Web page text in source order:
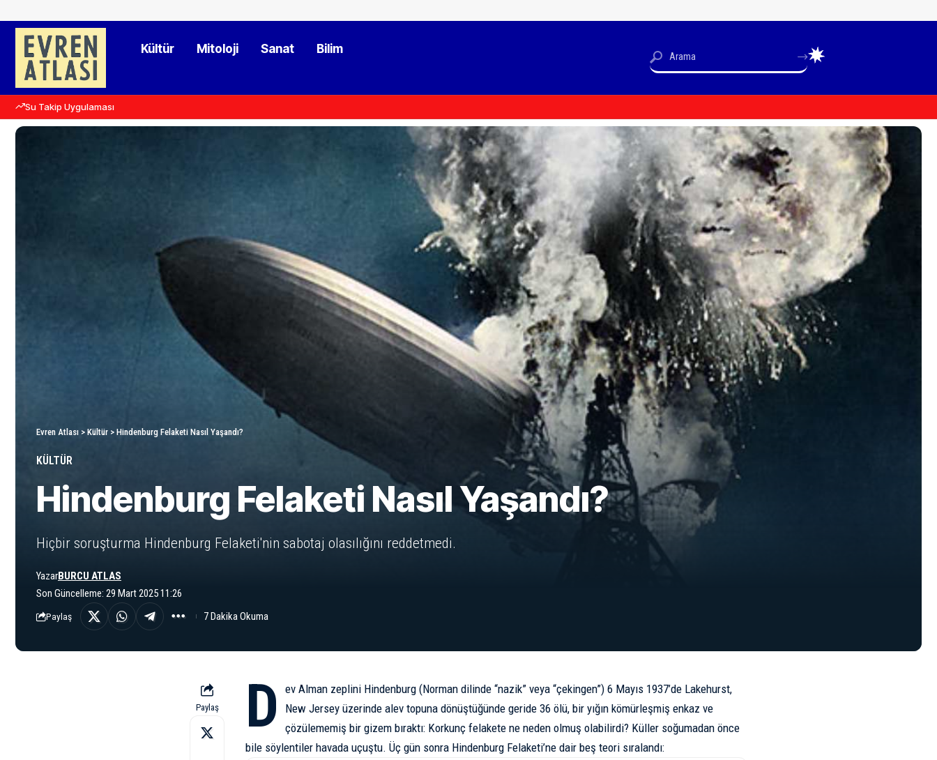
Kültür Mitoloji Sanat Bilim
Su Takip Uygulaması
Evren Atlası > Kültür > Hindenburg Felaketi Nasıl Yaşandı?
KÜLTÜR
Hindenburg Felaketi Nasıl Yaşandı?
Hiçbir soruşturma Hindenburg Felaketi'nin sabotaj olasılığını reddetmedi.
Son Güncelleme: 29 Mart 2025 11:26
YazarBURCU ATLAS
Paylaş 7 Dakika Okuma
Paylaş D
ev Alman zeplini Hindenburg (Norman dilinde “nazik” veya “çekingen”) 6 Mayıs 1937’de Lakehurst,
New Jersey üzerinde alev topuna dönüştüğünde geride 36 ölü, bir yığın kömürleşmiş enkaz ve
çözülememiş bir gizem bıraktı: Korkunç felakete ne neden olmuş olabilirdi? Küller soğumadan önce
bile söylentiler havada uçuştu. Üç gün sonra Hindenburg Felaketi’ne dair beş teori sıralandı: